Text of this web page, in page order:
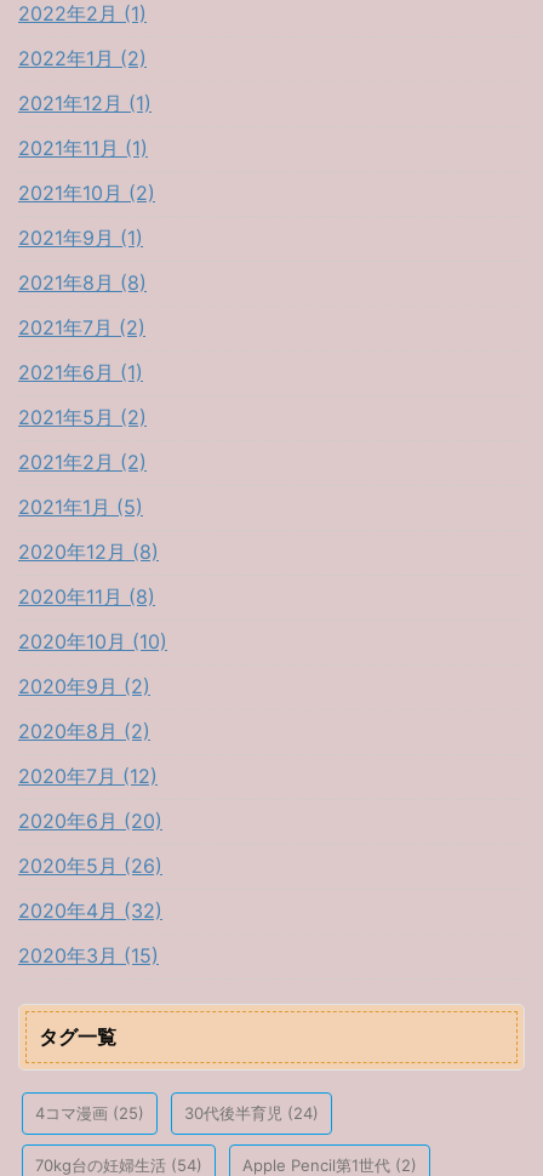
2022年2月 (1)
2022年1月 (2)
2021年12月 (1)
2021年11月 (1)
2021年10月 (2)
2021年9月 (1)
2021年8月 (8)
2021年7月 (2)
2021年6月 (1)
2021年5月 (2)
2021年2月 (2)
2021年1月 (5)
2020年12月 (8)
2020年11月 (8)
2020年10月 (10)
2020年9月 (2)
2020年8月 (2)
2020年7月 (12)
2020年6月 (20)
2020年5月 (26)
2020年4月 (32)
2020年3月 (15)
タグ一覧
4コマ漫画 (25) 30代後半育児 (24)
70kg台の妊婦生活 (54) Apple Pencil第1世代 (2)